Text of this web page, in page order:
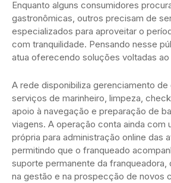
Enquanto alguns consumidores
gastronômicas, outros precisam de
especializados para aproveitar o
com tranquilidade. Pensando nesse
atua oferecendo soluções voltadas
A rede disponibiliza gerenciamento
serviços de marinheiro, limpeza,
apoio à navegação e preparação de
viagens. A operação conta ainda com
própria para administração online das
permitindo que o franqueado
suporte permanente da franqueadora,
na gestão e na prospecção de novos